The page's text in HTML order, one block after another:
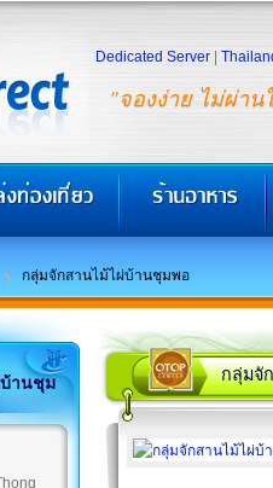
"จองง่าย ไม่ผ่าน
Dedicated Server
กลุ่มจักสานไม้ไผ่บ้านชุมพอ
านชุม
กลุ่มจั